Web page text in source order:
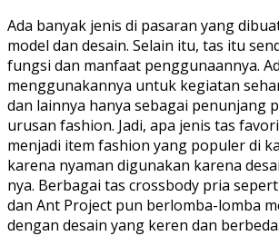
Ada banyak jenis di pasaran yang
model dan desain. Selain itu, tas itu
fungsi dan manfaat penggunaannya.
menggunakannya untuk kegiatan
dan lainnya hanya sebagai penunjang
urusan fashion. Jadi, apa jenis tas
menjadi item fashion yang populer di
karena nyaman digunakan karena
nya. Berbagai tas crossbody pria
dan Ant Project pun berlomba-lomba
dengan desain yang keren dan berbeda.